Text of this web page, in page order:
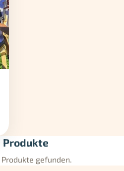
Produkte
gefunden.